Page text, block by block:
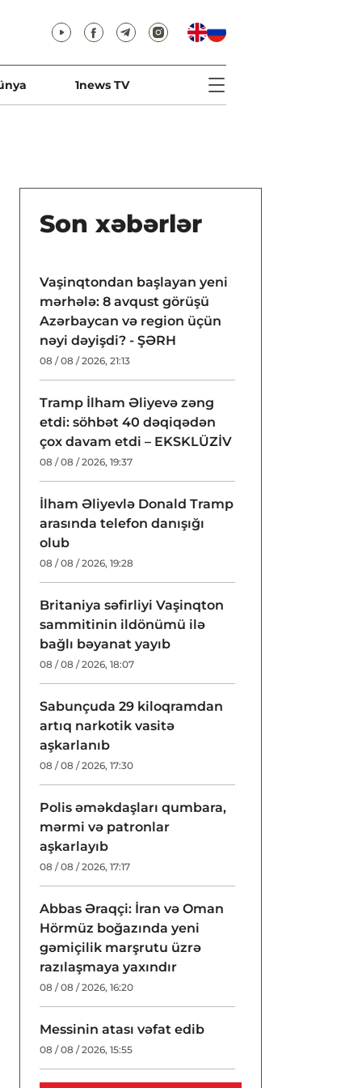
1news TV
Son xəbərlər
Vaşinqtondan başlayan yeni
mərhələ: 8 avqust görüşü
Azərbaycan və region üçün
nəyi dəyişdi? - ŞƏRH
08 / 08 / 2026, 21:13
Tramp İlham Əliyevə zəng
etdi: söhbət 40 dəqiqədən
çox davam etdi – EKSKLÜZİV
08 / 08 / 2026, 19:37
İlham Əliyevlə Donald Tramp
arasında telefon danışığı
olub
08 / 08 / 2026, 19:28
Britaniya səfirliyi Vaşinqton
sammitinin ildönümü ilə
bağlı bəyanat yayıb
08 / 08 / 2026, 18:07
Sabunçuda 29 kiloqramdan
artıq narkotik vasitə
aşkarlanıb
08 / 08 / 2026, 17:30
Polis əməkdaşları qumbara,
mərmi və patronlar
aşkarlayıb
08 / 08 / 2026, 17:17
Abbas Əraqçi: İran və Oman
Hörmüz boğazında yeni
gəmiçilik marşrutu üzrə
razılaşmaya yaxındır
08 / 08 / 2026, 16:20
Messinin atası vəfat edib
08 / 08 / 2026, 15:55